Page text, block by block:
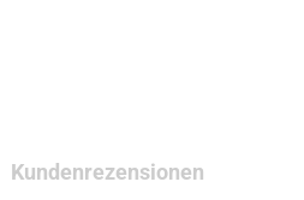
Kundenrezensionen